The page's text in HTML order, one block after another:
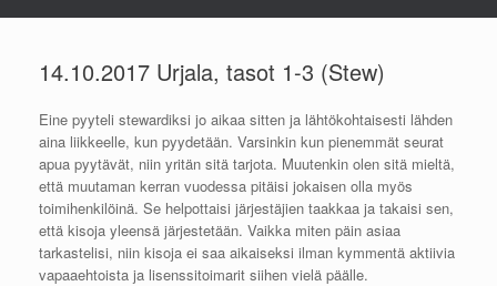
14.10.2017 Urjala, tasot 1-3 (Stew)
Eine pyyteli stewardiksi jo aikaa sitten ja lähtökohtaisesti lähden
aina liikkeelle, kun pyydetään. Varsinkin kun pienemmät seurat
apua pyytävät, niin yritän sitä tarjota. Muutenkin olen sitä mieltä,
että muutaman kerran vuodessa pitäisi jokaisen olla myös
toimihenkilöinä. Se helpottaisi järjestäjien taakkaa ja takaisi sen,
että kisoja yleensä järjestetään. Vaikka miten päin asiaa
tarkastelisi, niin kisoja ei saa aikaiseksi ilman kymmentä aktiivia
vapaaehtoista ja lisenssitoimarit siihen vielä päälle.